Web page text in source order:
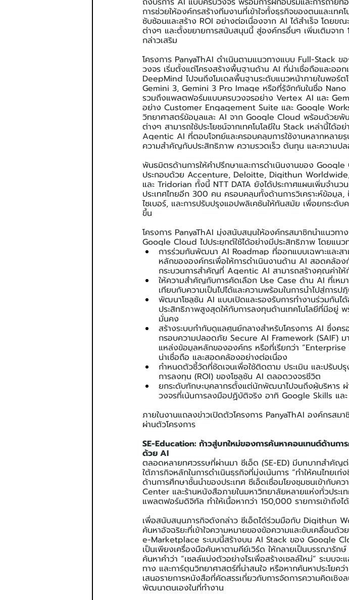
การช่วยให้องค์กรสร้างทีมงานที่เข้าใจทั้งธุรกิจของตนและเท
ซับซ้อนและสร้าง ROI อย่างต่อเนื่องจาก AI ได้สำเร็จ โดยข
ต่างๆ และตั้งขยายการสนับสนุนนี้ สู่องค์กรอื่นๆ เพิ่มเติมจาก
กล่าวเสริม
โครงการ PanyaThAI ดำเนินตามแนวทางแบบ Full-Stack
วงจร เริ่มตั้งแต่โครงสร้างพื้นฐานด้าน AI ที่น่าเชื่อถือและออ
DeepMind ไปจนถึงโมเดลพื้นฐานระดับแนวหน้าภายในพอร์
Gemini 3, Gemini 3 Pro Image หรือที่รู้จักกันในชื่อ
รวมถึงแพลตฟอร์มแบบครบวงจรอย่าง Vertex AI และ
อย่าง Customer Engagement Suite และ Google
วิทยาศาสตร์ข้อมูลและ AI จาก Google Cloud พร้อมด้วยพั
ต่างๆ สามารถใช้ประโยชน์จากเทคโนโลยีใน Stack เหล่านี้ไ
Agentic AI ที่ตอบโจทย์และครอบคลุมการใช้งานหลากหลายรู
ความสำคัญกับประสิทธิภาพ ความรวดเร็ว ต้นทุน และความป
พันธมิตรด้านการให้คำปรึกษาและการดำเนินงานของ
ประกอบด้วย Accenture, Deloitte, Digithun Worldwide,
และ Tridorian ทั้งนี้ NTT DATA ยังได้ประกาศแผนเพิ่มจำน
ประเทศไทยอีก 300 คน ครอบคลุมทั้งด้านการวิเคราะห์ข้อ
ไซเบอร์, และการปรับปรุงแอปพลิเคชันให้ทันสมัย เพื่อยกระดั
ขึ้น
โครงการ PanyaThAI มุ่งสนับสนุนให้องค์กรสมาชิกนำแนวท
Google Cloud ไปประยุกต์ใช้ได้อย่างมีประสิทธิภาพ โดยแนว
การร่วมกันพัฒนา AI Roadmap ที่ออกแบบเฉพาะและส
หลักขององค์กรเพื่อให้การดำเนินงานด้าน AI สอดคล้อ
กระบวนการสำคัญที่ Agentic AI สามารถสร้างคุณค่าให้
ให้ความสำคัญกับการคัดเลือก Use Case ด้าน AI ที่เหม
เทียบกับความเป็นไปได้และความพร้อมในการนำไปสู่การป
พัฒนาโซลูชัน AI แบบเปิดและรองรับการทำงานร่วมกัน
ประสิทธิภาพสูงสุดให้กับการลงทุนด้านเทคโนโลยีที่มีอยู่
มั่นคง
สร้างระบบกำกับดูแลศูนย์กลางสำหรับโครงการ AI ซึ่ง
กรอบความปลอดภัย Secure AI Framework (SAIF)
แหล่งข้อมูลหลักขององค์กร หรือที่เรียกว่า
น่าเชื่อถือ และสอดคล้องอย่างต่อเนื่อง
กำหนดตัวชี้วัดที่ชัดเจนเพื่อใช้ติดตาม ประเมิน และปรับ
การลงทุน (ROI) ของโซลูชัน AI ตลอดวงจรชีวิต
ยกระดับทักษะบุคลากรตั้งแต่นักพัฒนาไปจนถึงผู้บริหาร
วงจรที่เน้นการลงมือปฏิบัติจริง อาทิ Google Skills แล
ภายในงานแถลงข่าวเปิดตัวโครงการ PanyaThAI องค์กรส
ผ่านตัวโครงการ
SE-Education: ก้าวสู่บทใหม่ของการค้นหาคอนเทนต์ด้านก
ด้วย AI
ตลอดหลายทศวรรษที่ผ่านมา ซีเอ็ด (SE-ED) มีบทบาทสำคั
ใต้ภารกิจหลักในการดำเนินธุรกิจที่มุ่งเน้นการ “ทำให้คนไทยเ
ด้านการศึกษาชั้นนำของประเทศ ซีเอ็ดเชื่อมโยงชุมชนเข้ากับค
Center และร้านหนังสือภายในมหาวิทยาลัยหลายแห่งทั่วประ
แพลตฟอร์มดิจิทัล ทำให้เนื้อหากว่า 150,000 รายการเข้าถึงไ
เพื่อสนับสนุนภารกิจดังกล่าว ซีเอ็ดได้ร่วมมือกับ Digithun
ค้นหาอัจฉริยะที่เข้าใจความหมายของข้อความและขับเคลื่อน
e-Marketplace ระบบนี้สร้างบน AI Stack ของ Google
เป็นเพียงเครื่องมือค้นหาตามคีย์เวิร์ด ให้กลายเป็นบรรณารัก
ค้นหาคำว่า “เซลล์แบ่งตัวอย่างไรเพื่อสร้างเซลล์ใหม่” ระบบจ
ทาง และการ์ตูนวิทยาศาสตร์ที่น่าสนใจ หรือหากค้นหาประโยคว่
เสนอรายการหนังสือที่คัดสรรเกี่ยวกับการจัดการความคิดเชิ
พัฒนาตนเองในที่ทำงาน